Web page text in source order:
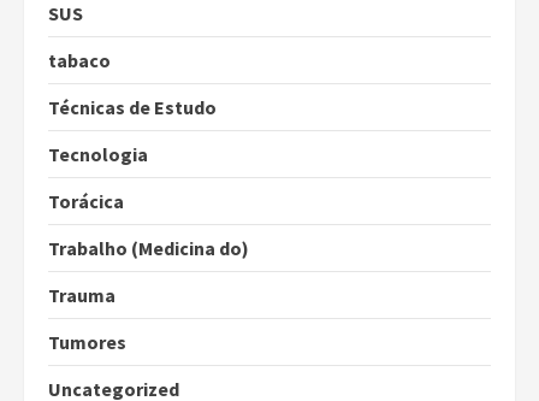
SUS
tabaco
Técnicas de Estudo
Tecnologia
Torácica
Trabalho (Medicina do)
Trauma
Tumores
Uncategorized